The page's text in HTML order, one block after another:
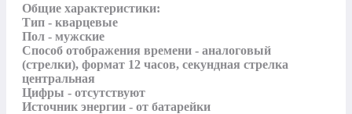
Общие характеристики:
Тип - кварцевые
Пол - мужские
Способ отображения времени - аналоговый
(стрелки), формат 12 часов, секундная стрелка
центральная
Цифры - отсутствуют
Источник энергии - от батарейки